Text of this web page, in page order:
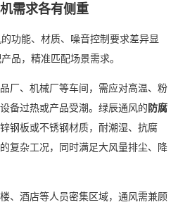
需求各有侧重
功能、材质、噪音控制要求差异显
品，精准匹配场景需求。
厂、机械厂等车间，需应对高温、粉
备过热或产品受潮。绿辰通风的防腐
钢板或不锈钢材质，耐潮湿、抗腐
复杂工况，同时满足大风量排尘、降
、酒店等人员密集区域，通风需兼顾